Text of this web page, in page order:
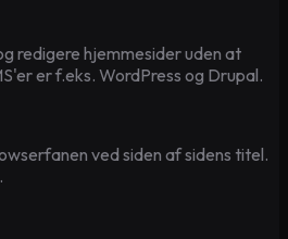
redigere hjemmesider uden at
er f.eks. WordPress og Drupal.
ved siden af sidens titel.